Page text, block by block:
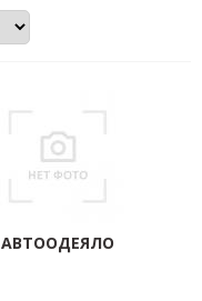
АВТООДЕЯЛО